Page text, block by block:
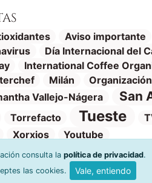
Aviso importante
Día Internacional del
International Coffee
Milán
Vallejo-Nágera San
Torrefacto Tueste
Xorxios Youtube
de uso y venta
Ayuda y devoluciones
consulta la política de privacidad.
las cookies.
Vale, entiendo